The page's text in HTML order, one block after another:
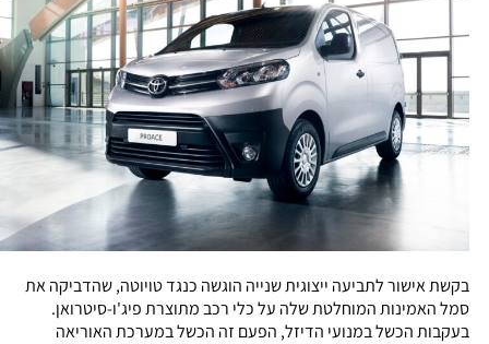
בקשת אישור לתביעה ייצוגית שנייה הוגשה כנגד טויוטה, שהדביקה את
סמל האמינות המוחלטת שלה על כלי רכב מתוצרת פיג'ו-סיטרואן.
בעקבות הכשל במנועי הדיזל, הפעם זה הכשל במערכת האוריאה